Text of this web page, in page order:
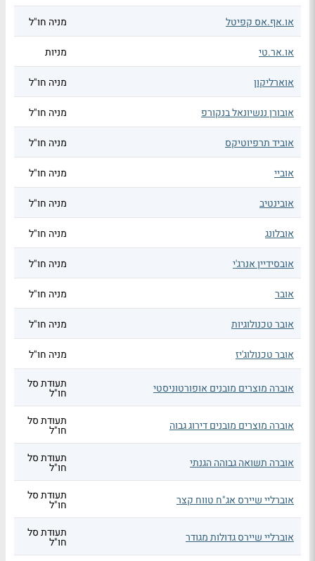
או.אף.אס קפיטל מניה חו"ל
או.אר.טי מניות
אוארליקון מניה חו"ל
אובורן ננשיונאל בנקורפ מניה חו"ל
אוביד תרפיוטיקס מניה חו"ל
אוביי מניה חו"ל
אובינטיב מניה חו"ל
אובלונג מניה חו"ל
אובסידיין אנרג'י מניה חו"ל
אובר מניה חו"ל
אובר טכנולוגיות מניה חו"ל
אובר טכנולוג'יז מניה חו"ל
אוברה מוצרים מובנים אופורטוניסטי תעודת סל
חו"ל
אוברה מוצרים מובנים דירוג גבוה תעודת סל
חו"ל
אוברה תשואה גבוהה הגנתי תעודת סל
חו"ל
אוברליי שיירס אג"ח טווח קצר תעודת סל
חו"ל
אוברליי שיירס גדולות מגודר תעודת סל
חו"ל